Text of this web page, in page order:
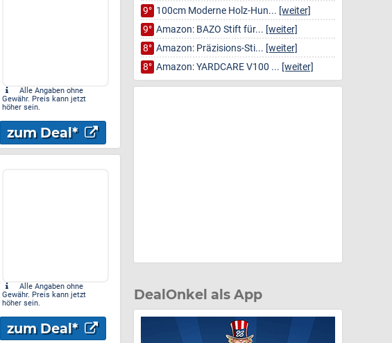
Alle Angaben ohne
Gewähr. Preis kann jetzt
höher sein.
zum Deal*
Alle Angaben ohne
Gewähr. Preis kann jetzt
höher sein.
zum Deal*
9° 100cm Moderne Holz-Hun... [weiter]
9° Amazon: BAZO Stift für... [weiter]
8° Amazon: Präzisions-Sti... [weiter]
8° Amazon: YARDCARE V100 ... [weiter]
DealOnkel als App